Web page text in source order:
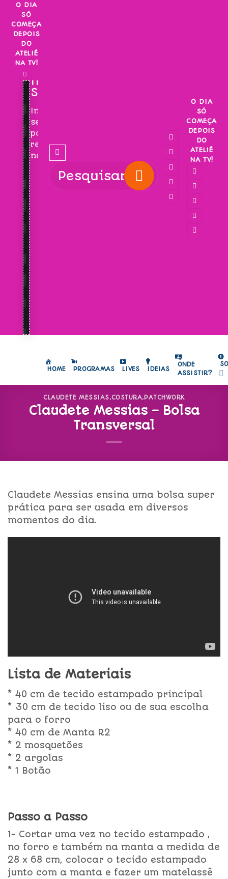
Skip
content
O DIA
SÓ
COMEÇA
DEPOIS
DO
ATELIÊ
NA TV!
INSCREVA-
SE!
Inscreva-
se
para
receber
novidades!
O DIA
SÓ
COMEÇA
DEPOIS
DO
ATELIÊ
NA TV!
HOME PROGRAMAS LIVES IDEIAS
ONDE
ASSISTIR?
CLAUDETE MESSIAS,COSTURA, PATCHWORK
Claudete Messias – Bolsa
Transversal
Claudete Messias ensina uma bolsa super
prática para ser usada em diversos
momentos do dia.
Lista de Materiais
* 40 cm de tecido estampado principal
* 30 cm de tecido liso ou de sua escolha
para o forro
* 40 cm de Manta R2
* 2 mosquetões
* 2 argolas
* 1 Botão
Passo a Passo
1- Cortar uma vez no tecido estampado ,
no forro e também na manta a medida de
28 x 68 cm, colocar o tecido estampado
junto com a manta e fazer um matelassê